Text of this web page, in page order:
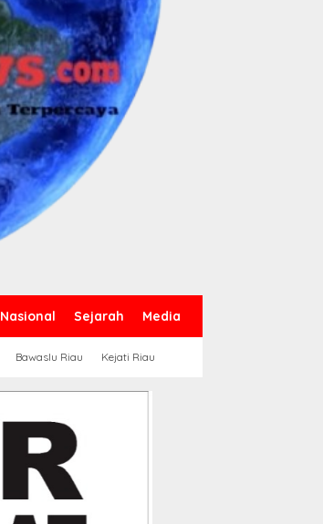
Nasional Sejarah Media
Bawaslu Riau Kejati Riau